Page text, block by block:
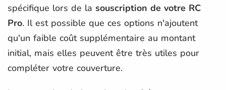
spécifique lors de la souscription de votre RC
Pro. Il est possible que ces options n'ajoutent
qu'un faible coût supplémentaire au montant
initial, mais elles peuvent être très utiles pour
compléter votre couverture.